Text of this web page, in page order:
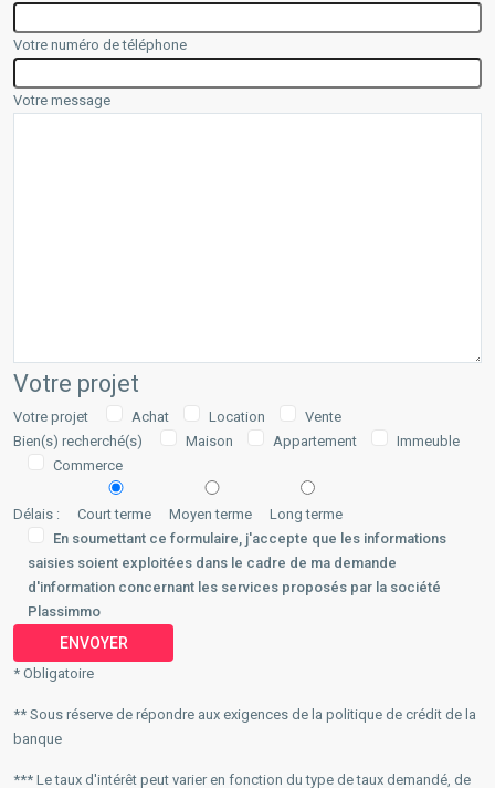
Votre numéro de téléphone
Votre message
Votre projet
Votre projet Achat Location
Vente
Bien(s) recherché(s)
Maison Appartement
Immeuble
Commerce
Délais : Court terme Moyen terme
Long terme
En soumettant ce formulaire, j'accepte que les informations
saisies soient exploitées dans le cadre de ma demande
d'information concernant les services proposés par la société
Plassimmo
* Obligatoire
** Sous réserve de répondre aux exigences de la politique de crédit de la
banque
*** Le taux d'intérêt peut varier en fonction du type de taux demandé, de